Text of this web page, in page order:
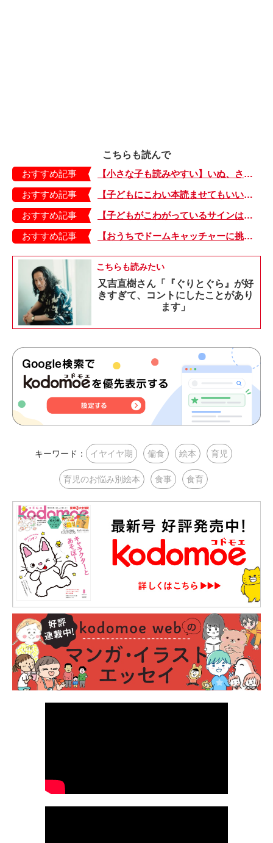
こちらも読んで
おすすめ記事
【小さな子も読みやすい】いぬ、さる、うさぎ、ゴリラにあひる…動物たちのまねっこできるかな？『まねまねっこ』発売中！
おすすめ記事
【子どもにこわい本読ませてもいいの？】「子どもはどのようなものにこわさを感じやすいのでしょうか？」
おすすめ記事
【子どもがこわがっているサインは？】「読み聞かせのとき、子どもがこわがっていると判断できるサインを教えてください！」
おすすめ記事
【おうちでドームキャッチャーに挑戦だ】アンパンマン わくわくドームキャッチャー
こちらも読みたい
又吉直樹さん「『ぐりとぐら』が好
きすぎて、コントにしたことがあり
ます」
キーワード： イヤイヤ期 偏食 絵本 育児
育児のお悩み別絵本 食事 食育